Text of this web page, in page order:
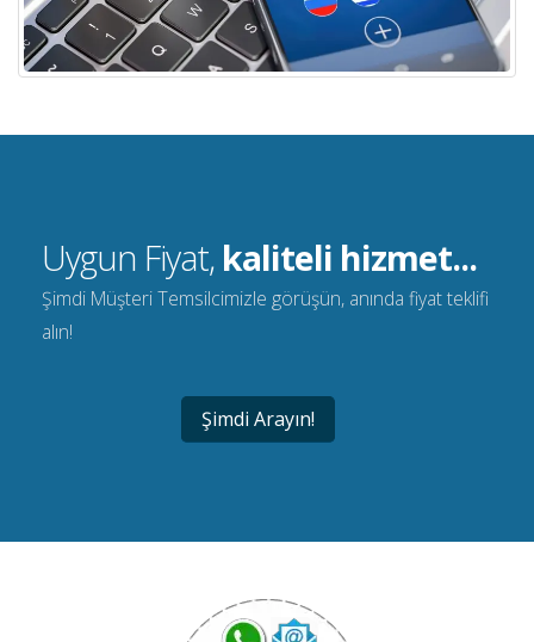
Uygun Fiyat, kaliteli hizmet...
Şimdi Müşteri Temsilcimizle görüşün, anında fiyat teklifi
alın!
Şimdi Arayın!